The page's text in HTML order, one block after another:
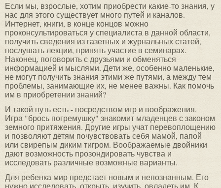
Если мы, взрослые, хотим приобрести какие-то знания, у
нас для этого существует много путей и каналов.
Интернет, книги, в конце концов можно
проконсультироваться у специалиста в данной области,
получить сведения из газетных и журнальных статей,
послушать лекции, принять участие в семинарах.
Наконец, поговорить с друзьями и обменяться
информацией и мыслями. Дети же, особенно маленькие,
не могут получить знания этими же путями, а между тем
проблемы, занимающие их, не менее важны. Как помочь
им в приобретении знаний?
И такой путь есть - посредством игр и воображения.
Игра "брось погремушку" знакомит младенцев с законом
земного притяжения. Другие игры учат перевоплощению
и позволяют детям почувствовать себя мамой, папой
или свирепым диким тигром. Воображаемые двойники
дают возможность прозондировать чувства и
исследовать различные возможные варианты.
Для ребенка мир предстает новым и непознанным. Его
нужно исследовать, открыть, изучить, овладеть им. К